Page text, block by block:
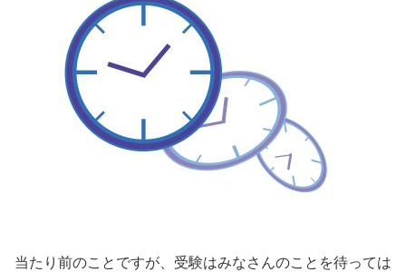
当たり前のことですが、受験はみなさんのことを待っては